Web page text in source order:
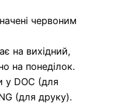
червоним
на вихідний,
на понеділок.
у DOC (для
(для друку).